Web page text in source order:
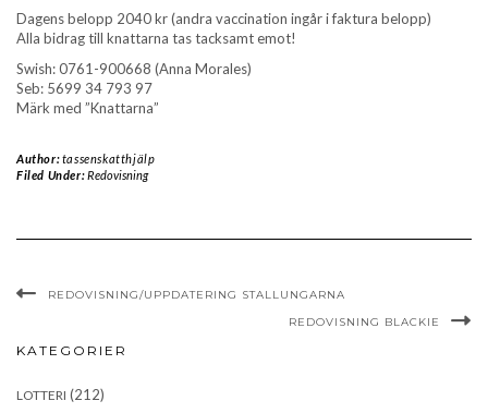
Dagens belopp 2040 kr (andra vaccination ingår i faktura belopp)
Alla bidrag till knattarna tas tacksamt emot!
Swish: 0761-900668 (Anna Morales)
Seb: 5699 34 793 97
Märk med ”Knattarna”
Author:tassenskatthjälp
Filed Under:Redovisning
REDOVISNING/UPPDATERING STALLUNGARNA
REDOVISNING BLACKIE
KATEGORIER
LOTTERI (212)